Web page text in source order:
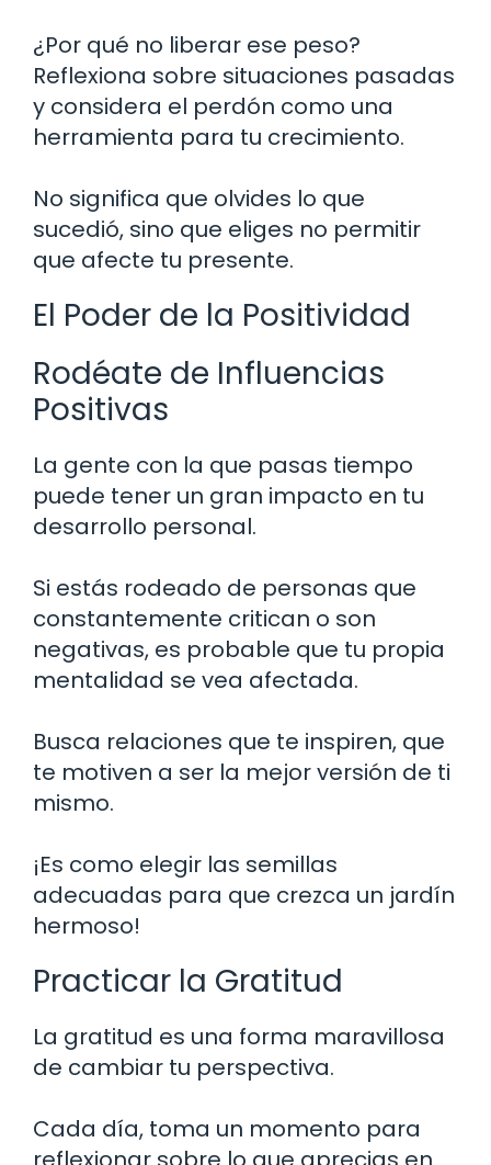
¿Por qué no liberar ese peso?
Reflexiona sobre situaciones pasadas
y considera el perdón como una
herramienta para tu crecimiento.
No significa que olvides lo que
sucedió, sino que eliges no permitir
que afecte tu presente.
El Poder de la Positividad
Rodéate de Influencias
Positivas
La gente con la que pasas tiempo
puede tener un gran impacto en tu
desarrollo personal.
Si estás rodeado de personas que
constantemente critican o son
negativas, es probable que tu propia
mentalidad se vea afectada.
Busca relaciones que te inspiren, que
te motiven a ser la mejor versión de ti
mismo.
¡Es como elegir las semillas
adecuadas para que crezca un jardín
hermoso!
Practicar la Gratitud
La gratitud es una forma maravillosa
de cambiar tu perspectiva.
Cada día, toma un momento para